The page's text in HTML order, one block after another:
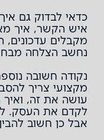
כדאי לבדוק גם
איש הקשר, איך
מקבלים עדכונים,
נחשב הצלחה
נקודה חשובה
מקצועי צריך
עושה את זה, ואיך
לקדם את העסק.
אבל כן חשוב